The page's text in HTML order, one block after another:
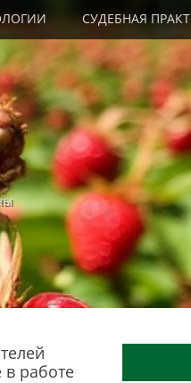
СУДЕБНАЯ
в работе